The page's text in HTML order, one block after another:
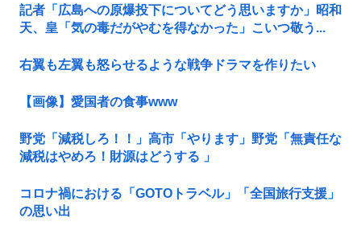
記者「広島への原爆投下についてどう思いますか」昭和
天、皇「気の毒だがやむを得なかった」こいつ敬う...
右翼も左翼も怒らせるような戦争ドラマを作りたい
【画像】愛国者の食事www
野党「減税しろ！！」高市「やります」野党「無責任な
減税はやめろ！財源はどうする 」
コロナ禍における「GOTOトラベル」「全国旅行支援」
の思い出